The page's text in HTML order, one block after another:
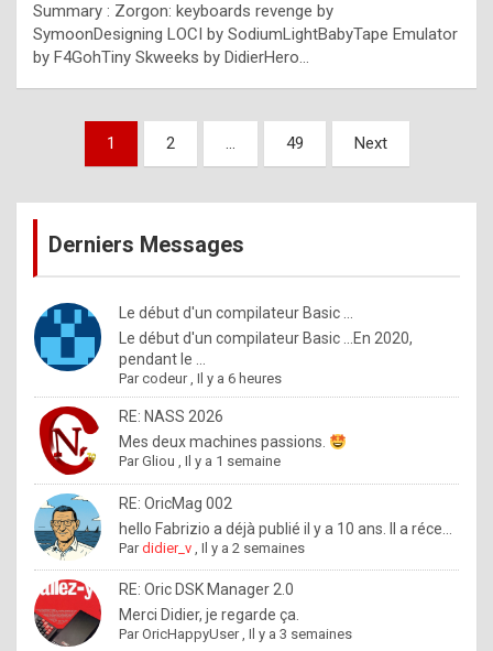
l
e
x
a
%
m
a
d
b
y
o
l
e
x
Summary : Zorgon: keyboards revenge by
SymoonDesigning LOCI by SodiumLightBabyTape Emulator
by F4GohTiny Skweeks by DidierHero…
Pagination
publications
1 2 … 49 Next
Derniers Messages
Le début d'un compilateur Basic ...
Le début d'un compilateur Basic ...En 2020,
pendant le ...
Parcodeur,Il y a 6 heures
RE: NASS 2026
Mes deux machines passions.
ParGliou ,Il y a 1 semaine
RE: OricMag 002
hello Fabrizio a déjà publié il y a 10 ans. Il a réce...
Pardidier_v ,Il y a 2 semaines
RE: Oric DSK Manager 2.0
Merci Didier, je regarde ça.
ParOricHappyUser,Il y a 3 semaines